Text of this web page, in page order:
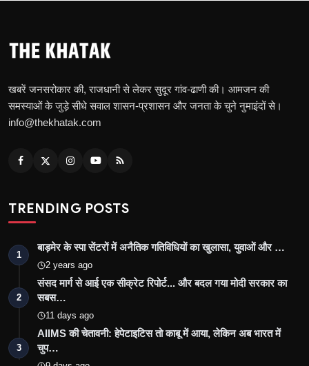
खबरें जनसरोकार की, राजधानी से लेकर सुदूर गांव-ढाणी की। आमजन की
समस्याओं के जुड़े सीधे सवाल शासन-प्रशासन और जनता के चुने नुमाइंदों से।
info@thekhatak.com
TRENDING POSTS
1
बाड़मेर के स्पा सेंटरों में अनैतिक गतिविधियों का खुलासा, युवाओं और …
2 years ago
2
संसद मार्ग से आई एक सीक्रेट रिपोर्ट... और बदल गया मोदी सरकार का
सबस…
11 days ago
3
AIIMS की चेतावनी: हेपेटाइटिस तो काबू में आया, लेकिन अब भारत में
चुप…